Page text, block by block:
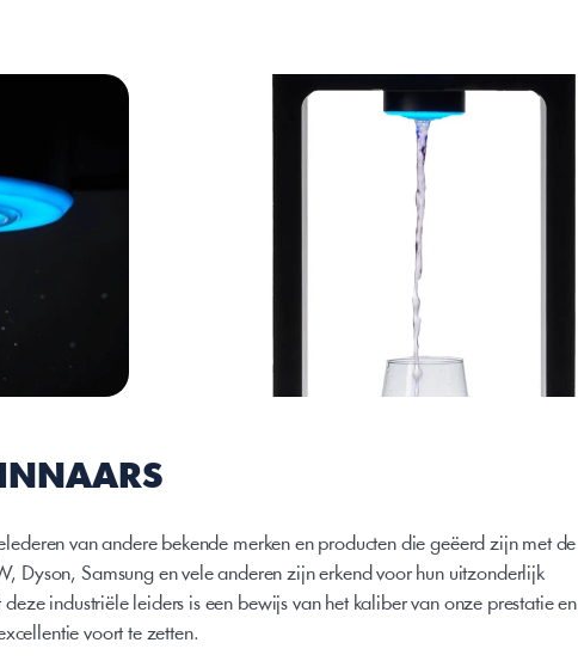
van andere bekende merken en producten die geëerd zijn met de
Dyson, Samsung en vele anderen zijn erkend voor hun uitzonderlijk
industriële leiders is een bewijs van het kaliber van onze prestatie en
voort te zetten.